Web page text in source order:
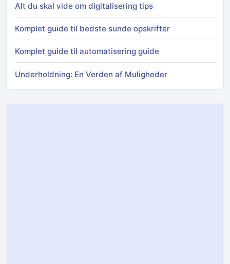
Alt du skal vide om digitalisering tips
Komplet guide til bedste sunde opskrifter
Komplet guide til automatisering guide
Underholdning: En Verden af Muligheder